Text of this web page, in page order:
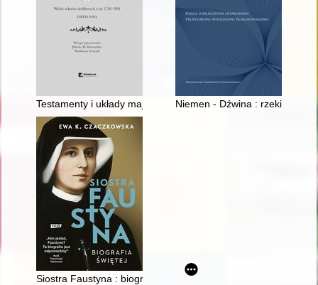
Testamenty i układy majątkowe książąt Lubartowiczów-
Niemen - Dźwina : rzeki jako
Siostra Faustyna : biografia świętej